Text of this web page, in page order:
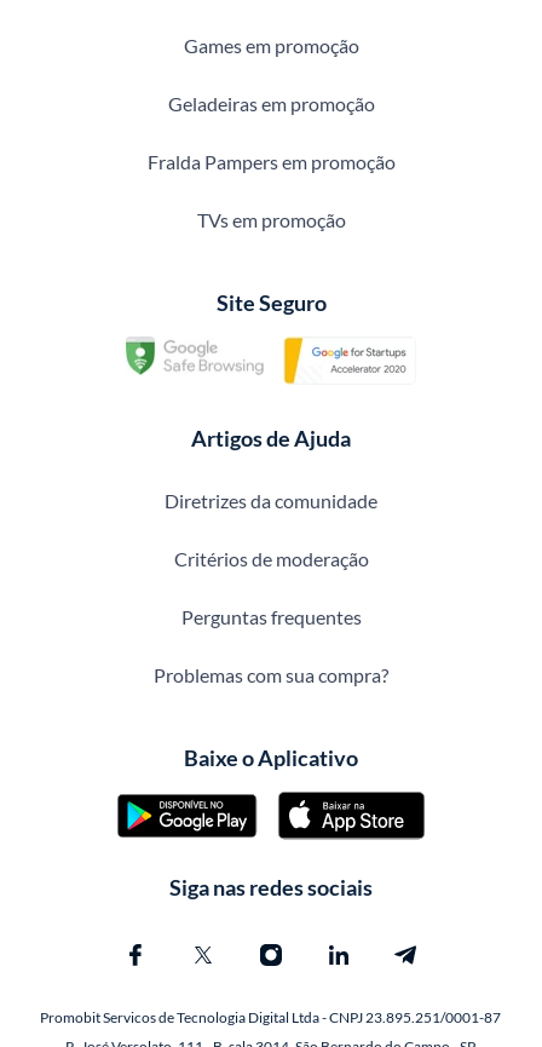
Games em promoção
Geladeiras em promoção
Fralda Pampers em promoção
TVs em promoção
Site Seguro
Artigos de Ajuda
Diretrizes da comunidade
Critérios de moderação
Perguntas frequentes
Problemas com sua compra?
Baixe o Aplicativo
Siga nas redes sociais
Promobit Servicos de Tecnologia Digital Ltda - CNPJ 23.895.251/0001-87